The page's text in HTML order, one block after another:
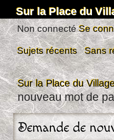
Sur la Place du
Accueil
À propos
Carnets
Images&Docs
Chercher
Actus
Dardennes
Non connecté Se
Sujets récents Sans
Sur la Place du
nouveau mot de
Demande de